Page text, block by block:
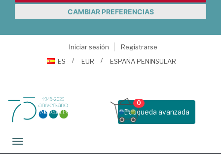
CAMBIAR PREFERENCIAS
Iniciar sesión
Registrarse
ES
EUR ESPAÑA PENINSULAR
Busqueda avanzada
0
Toggle navigation